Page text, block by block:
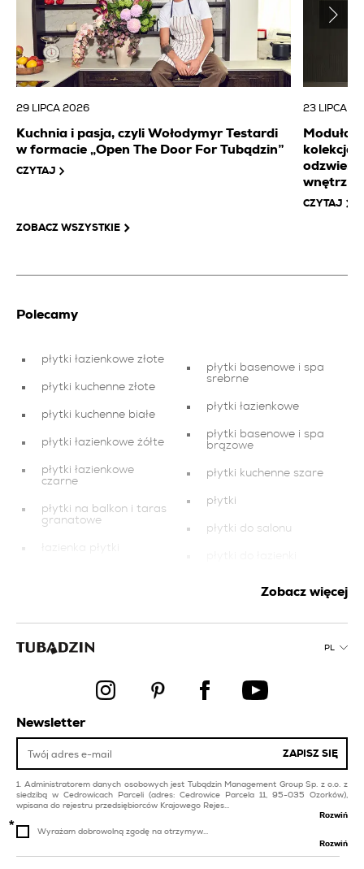
29 LIPCA 2026
Kuchnia i pasja, czyli Wołodymyr Testardi
w formacie „Open The Door For Tubądzin”
CZYTAJ
23 LIPCA
kolekcja
wnętrz
CZYTAJ
ZOBACZ WSZYSTKIE
Polecamy
płytki łazienkowe złote
płytki kuchenne złote
płytki kuchenne białe
płytki łazienkowe żółte
płytki łazienkowe
czarne
płytki na balkon i taras
granatowe
łazienka płytki
płytki łazienkowe
brązowe
płytki do kuchni
płytki na balkon i taras
białe
płytki basenowe i spa
srebrne
płytki łazienkowe
płytki basenowe i spa
brązowe
płytki kuchenne szare
płytki
płytki do salonu
płytki łazienkowe
płytki kuchenne beżowe
Zobacz więcej
PL
Newsletter
ZAPISZ SIĘ
Administratorem danych osobowych jest Tubądzin Management Group Sp. z o.o. z
siedzibą w Cedrowicach Parceli (adres: Cedrowice Parcela 11, 95-035 Ozorków),
wpisana do rejestru przedsiębiorców Krajowego Rejes...
Rozwiń
Wyrażam dobrowolną zgodę na otrzymyw...
Rozwiń